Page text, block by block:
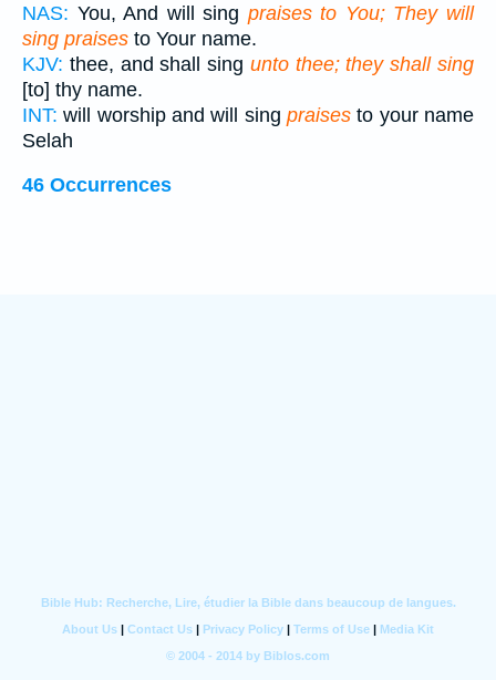
NAS: You, And will sing praises to You; They will
sing praises to Your name.
KJV: thee, and shall sing unto thee; they shall sing
[to] thy name.
INT: will worship and will sing praises to your name
Selah
46 Occurrences